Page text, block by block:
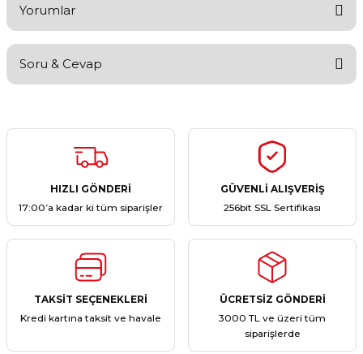
Yorumlar
Yorum Yaz
Soru & Cevap
Ürün hakkında henüz soru sorulmamış.
HIZLI GÖNDERİ
17:00’a kadar ki tüm siparişler
GÜVENLİ ALIŞVERİŞ
256bit SSL Sertifikası
TAKSİT SEÇENEKLERİ
Kredi kartına taksit ve havale
ÜCRETSİZ GÖNDERİ
3000 TL ve üzeri tüm
siparişlerde